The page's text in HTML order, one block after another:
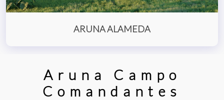
ARUNA ALAMEDA
Aruna Campo
Comandantes